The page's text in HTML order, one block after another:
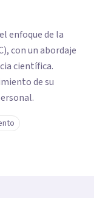
enfoque de la
con un abordaje
científica.
de su